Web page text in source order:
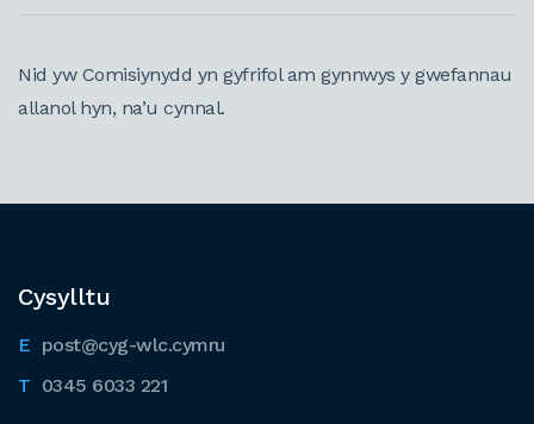
Nid yw Comisiynydd yn gyfrifol am gynnwys y gwefannau
allanol hyn, na’u cynnal.
Cysylltu
post@cyg-wlc.cymru
0345 6033 221